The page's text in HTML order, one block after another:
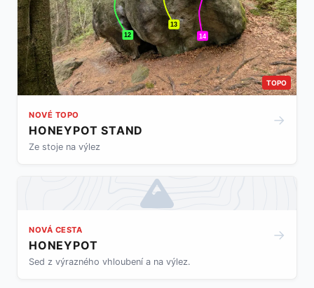
12
13
14
TOPO
NOVÉ TOPO
HONEYPOT STAND
Ze stoje na výlez
→
NOVÁ CESTA
HONEYPOT
Sed z výrazného vhloubení a na výlez.
→